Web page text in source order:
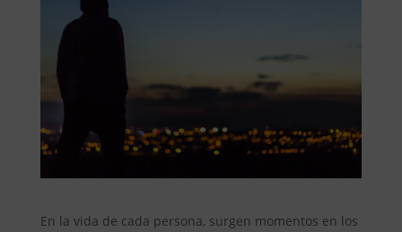
En la vida de cada persona, surgen momentos en los